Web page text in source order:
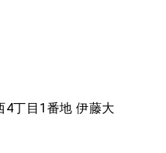
4丁目1番地 伊藤大